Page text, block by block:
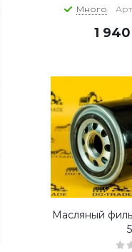
Много
1 940
Масляный